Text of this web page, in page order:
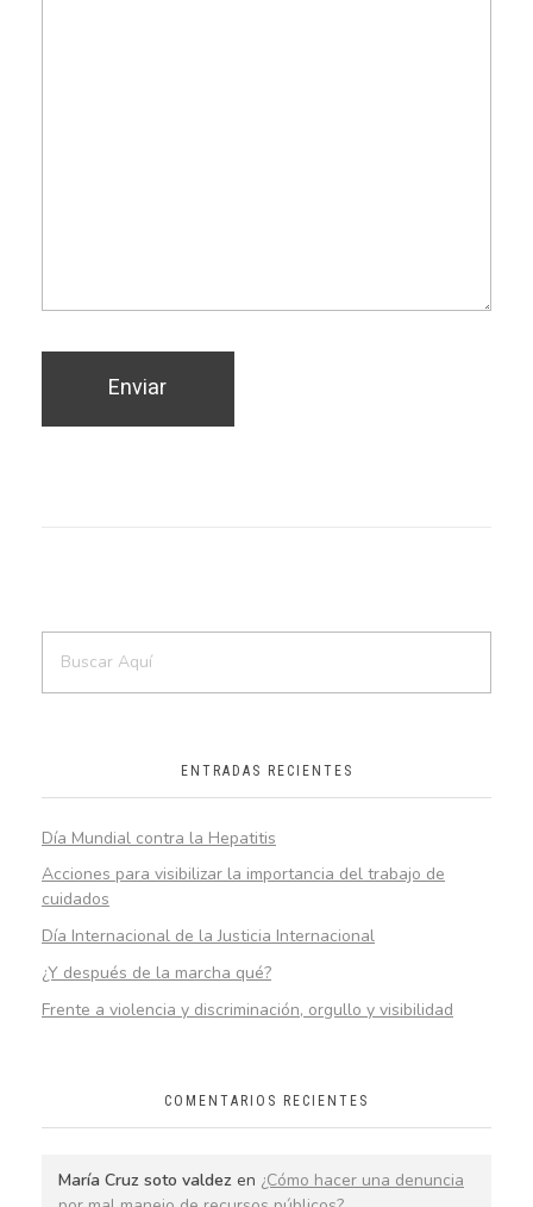
ENTRADAS RECIENTES
Día Mundial contra la Hepatitis
Acciones para visibilizar la importancia del trabajo de
cuidados
Día Internacional de la Justicia Internacional
¿Y después de la marcha qué?
Frente a violencia y discriminación, orgullo y visibilidad
COMENTARIOS RECIENTES
María Cruz soto valdez en ¿Cómo hacer una denuncia